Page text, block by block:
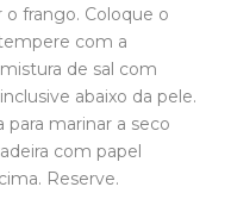
frango. Coloque o
com a
de sal com
abaixo da pele.
marinar a seco
com papel
Reserve.